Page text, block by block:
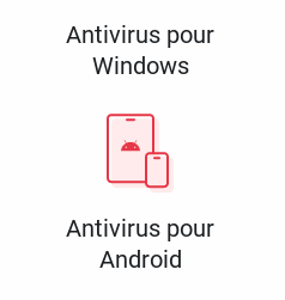
Antivirus pour
Windows
Antivirus pour
Android